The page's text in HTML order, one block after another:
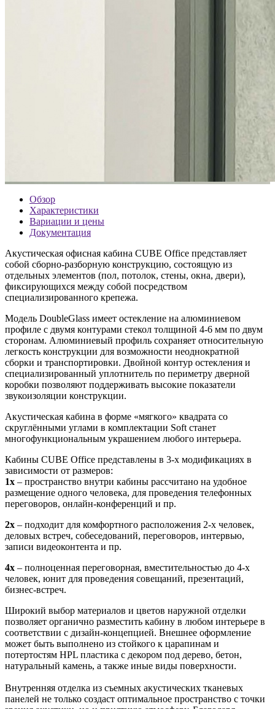
Обзор
Характеристики
Вариации и цены
Документация
Акустическая офисная кабина CUBE Office представляет
собой сборно-разборную конструкцию, состоящую из
отдельных элементов (пол, потолок, стены, окна, двери),
фиксирующихся между собой посредством
специализированного крепежа.
Модель DoubleGlass имеет остекление на алюминиевом
профиле с двумя контурами стекол толщиной 4-6 мм по двум
сторонам. Алюминиевый профиль сохраняет относительную
легкость конструкции для возможности неоднократной
сборки и транспортировки. Двойной контур остекления и
специализированный уплотнитель по периметру дверной
коробки позволяют поддерживать высокие показатели
звукоизоляции конструкции.
Акустическая кабина в форме «мягкого» квадрата со
скруглёнными углами в комплектации Soft станет
многофункциональным украшением любого интерьера.
Кабины CUBE Office представлены в 3-х модификациях в
зависимости от размеров:
1x – пространство внутри кабины рассчитано на удобное
размещение одного человека, для проведения телефонных
переговоров, онлайн-конференций и пр.
2x – подходит для комфортного расположения 2-х человек,
деловых встреч, собеседований, переговоров, интервью,
записи видеоконтента и пр.
4x – полноценная переговорная, вместительностью до 4-х
человек, юнит для проведения совещаний, презентаций,
бизнес-встреч.
Широкий выбор материалов и цветов наружной отделки
позволяет органично разместить кабину в любом интерьере в
соответствии с дизайн-концепцией. Внешнее оформление
может быть выполнено из стойкого к царапинам и
потертостям HPL пластика с декором под дерево, бетон,
натуральный камень, а также иные виды поверхности.
Внутренняя отделка из съемных акустических тканевых
панелей не только создаст оптимальное пространство с точки